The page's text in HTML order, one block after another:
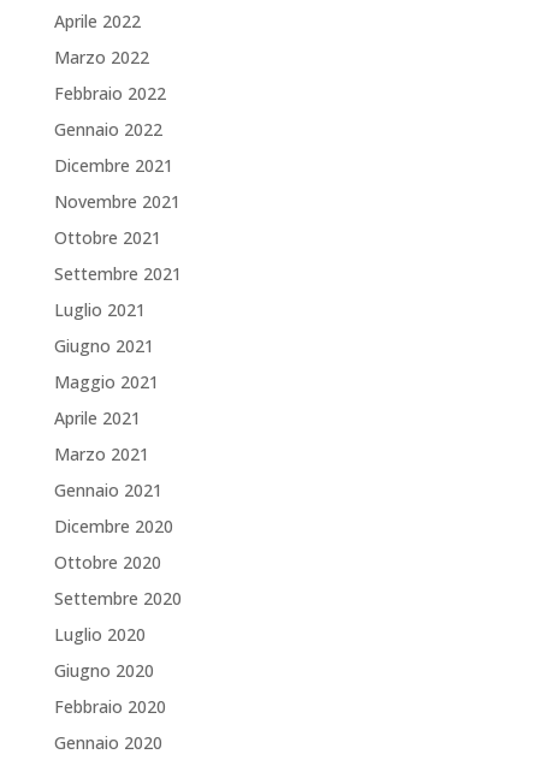
Aprile 2022
Marzo 2022
Febbraio 2022
Gennaio 2022
Dicembre 2021
Novembre 2021
Ottobre 2021
Settembre 2021
Luglio 2021
Giugno 2021
Maggio 2021
Aprile 2021
Marzo 2021
Gennaio 2021
Dicembre 2020
Ottobre 2020
Settembre 2020
Luglio 2020
Giugno 2020
Febbraio 2020
Gennaio 2020